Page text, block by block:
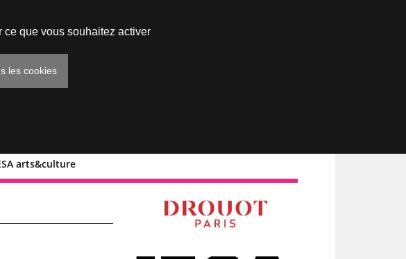
arts&culture
Formation
que vous souhaitez activer
les cookies